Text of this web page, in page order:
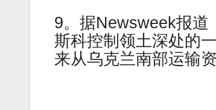
9。据Newsweek报道
斯科控制领土深处的
来从乌克兰南部运输